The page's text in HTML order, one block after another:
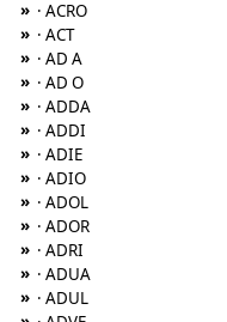
» · ACRO
» · ACT
» · AD A
» · AD O
» · ADDA
» · ADDI
» · ADIE
» · ADIO
» · ADOL
» · ADOR
» · ADRI
» · ADUA
» · ADUL